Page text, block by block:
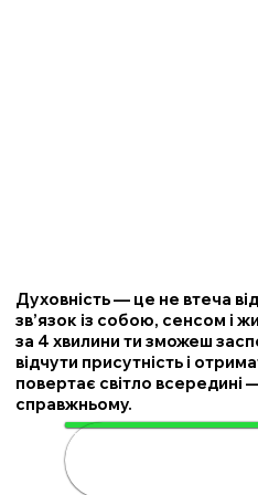
Духовність — це не втеча
зв’язок із собою, сенсом і
за 4 хвилини ти зможеш
відчути присутність і
повертає світло всередині
справжньому.
🌟 Розкрий свою